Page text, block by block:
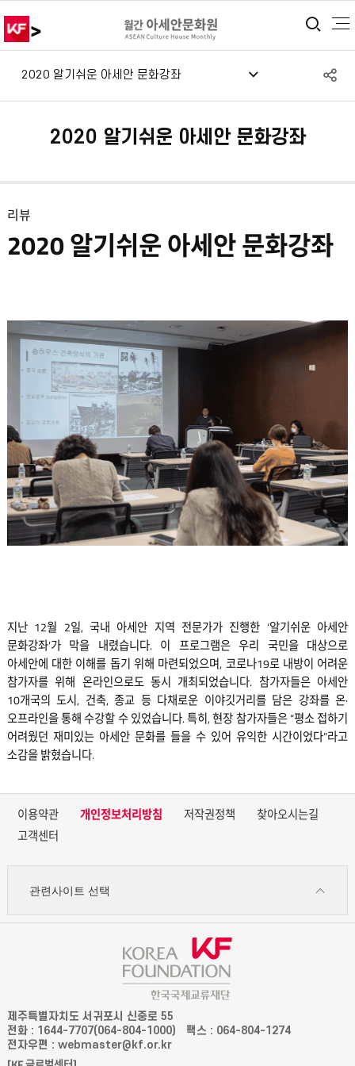
> 통
2020 알기쉬운 아세안 문화강좌
2020 알기쉬운 아세안 문화강좌
리뷰
2020 알기쉬운 아세안 문화강좌
지난 12월 2일, 국내 아세안 지역 전문가가 진행한 ‘알기쉬운 아세안
문화강좌’가 막을 내렸습니다. 이 프로그램은 우리 국민을 대상으로
아세안에 대한 이해를 돕기 위해 마련되었으며, 코로나19로 내방이 어려운
참가자를 위해 온라인으로도 동시 개최되었습니다. 참가자들은 아세안
10개국의 도시, 건축, 종교 등 다채로운 이야깃거리를 담은 강좌를 온·
오프라인을 통해 수강할 수 있었습니다. 특히, 현장 참가자들은 “평소 접하기
어려웠던 재미있는 아세안 문화를 들을 수 있어 유익한 시간이었다”라고
소감을 밝혔습니다.
이용약관 개인정보처리방침 저작권정책
찾아오시는길
고객센터
관련사이트 선택
제주특별자치도 서귀포시 신중로 55
전화 : 1644-7707(064-804-1000)
팩스 : 064-804-1274
전자우편 : webmaster@kf.or.kr